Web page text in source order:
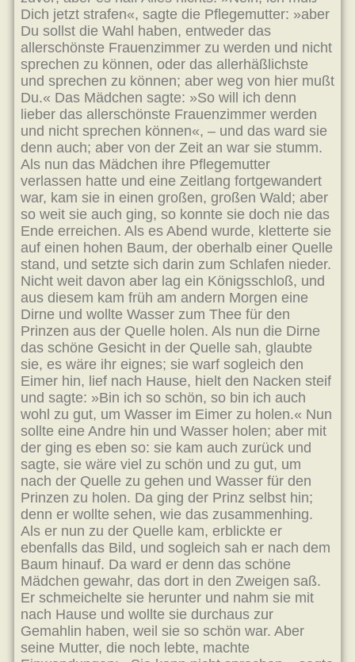
Dich jetzt strafen«, sagte die Pflegemutter: »aber
Du sollst die Wahl haben, entweder das
allerschönste Frauenzimmer zu werden und nicht
sprechen zu können, oder das allerhäßlichste
und sprechen zu können; aber weg von hier mußt
Du.« Das Mädchen sagte: »So will ich denn
lieber das allerschönste Frauenzimmer werden
und nicht sprechen können«, – und das ward sie
denn auch; aber von der Zeit an war sie stumm.
Als nun das Mädchen ihre Pflegemutter
verlassen hatte und eine Zeitlang fortgewandert
war, kam sie in einen großen, großen Wald; aber
so weit sie auch ging, so konnte sie doch nie das
Ende erreichen. Als es Abend wurde, kletterte sie
auf einen hohen Baum, der oberhalb einer Quelle
stand, und setzte sich darin zum Schlafen nieder.
Nicht weit davon aber lag ein Königsschloß, und
aus diesem kam früh am andern Morgen eine
Dirne und wollte Wasser zum Thee für den
Prinzen aus der Quelle holen. Als nun die Dirne
das schöne Gesicht in der Quelle sah, glaubte
sie, es wäre ihr eignes; sie warf sogleich den
Eimer hin, lief nach Hause, hielt den Nacken steif
und sagte: »Bin ich so schön, so bin ich auch
wohl zu gut, um Wasser im Eimer zu holen.« Nun
sollte eine Andre hin und Wasser holen; aber mit
der ging es eben so: sie kam auch zurück und
sagte, sie wäre viel zu schön und zu gut, um
nach der Quelle zu gehen und Wasser für den
Prinzen zu holen. Da ging der Prinz selbst hin;
denn er wollte sehen, wie das zusammenhing.
Als er nun zu der Quelle kam, erblickte er
ebenfalls das Bild, und sogleich sah er nach dem
Baum hinauf. Da ward er denn das schöne
Mädchen gewahr, das dort in den Zweigen saß.
Er schmeichelte sie herunter und nahm sie mit
nach Hause und wollte sie durchaus zur
Gemahlin haben, weil sie so schön war. Aber
seine Mutter, die noch lebte, machte